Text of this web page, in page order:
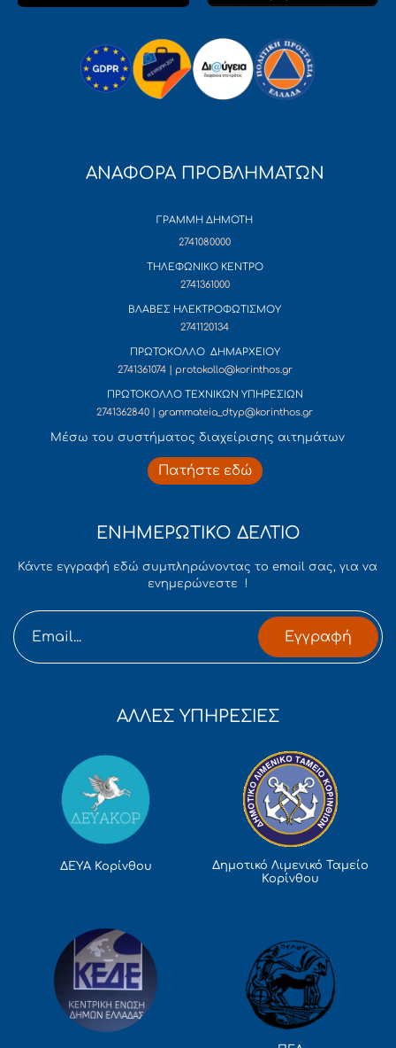
ΑΝΑΦΟΡΑ ΠΡΟΒΛΗΜΑΤΩΝ
ΓΡΑΜΜΗ ΔΗΜΟΤΗ
2741080000
ΤΗΛΕΦΩΝΙΚΟ ΚΕΝΤΡΟ
2741361000
ΒΛΑΒΕΣ ΗΛΕΚΤΡΟΦΩΤΙΣΜΟΥ
2741120134
ΠΡΩΤΟΚΟΛΛΟ ΔΗΜΑΡΧΕΙΟΥ
2741361074 | protokollo@korinthos.gr
ΠΡΩΤΟΚΟΛΛΟ ΤΕΧΝΙΚΩΝ ΥΠΗΡΕΣΙΩΝ
2741362840 | grammateia_dtyp@korinthos.gr
Mέσω του συστήματος διαχείρισης αιτημάτων
Πατήστε εδώ
ΕΝΗΜΕΡΩΤΙΚΟ ΔΕΛΤΙΟ
Κάντε εγγραφή εδώ συμπληρώνοντας το email σας, για να
ενημερώνεστε !
Εγγραφή
ΑΛΛΕΣ ΥΠΗΡΕΣΙΕΣ
ΔΕΥΑ Κορίνθου
Δημοτικό Λιμενικό Ταμείο
Κορίνθου